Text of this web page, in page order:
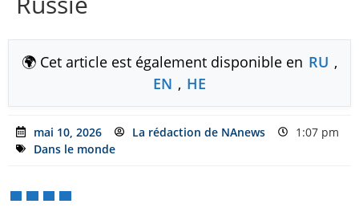
🌍 Cet article est également disponible en RU ,
EN , HE
mai 10, 2026 La rédaction de NAnews
1:07 pm
Dans le monde